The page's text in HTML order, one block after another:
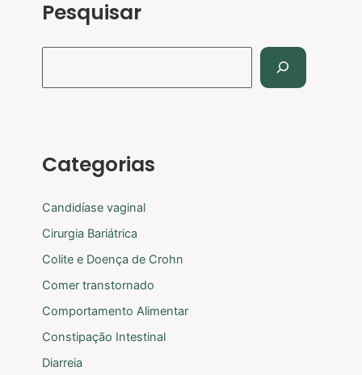
Pesquisar
Categorias
Candidíase vaginal
Cirurgia Bariátrica
Colite e Doença de Crohn
Comer transtornado
Comportamento Alimentar
Constipação Intestinal
Diarreia